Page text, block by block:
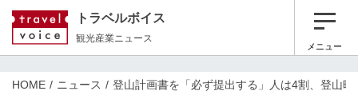
トラベルボイス
観光産業ニュース
メニュー
HOME ニュース 登山計画書を「必ず提出する」人は4割、登山